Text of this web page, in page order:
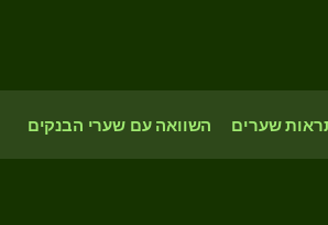
שערים השוואה עם שערי הבנקים